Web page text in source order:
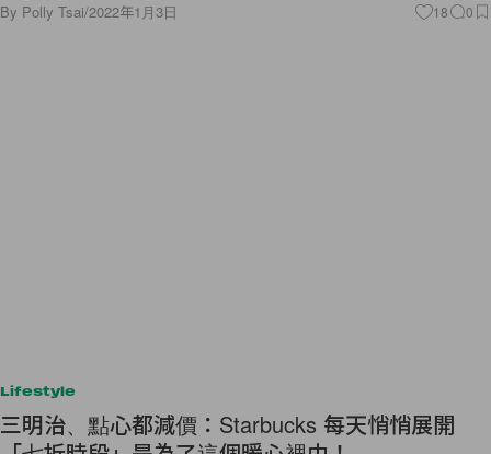
By Polly Tsai/2022年1月3日 18 0
Lifestyle
三明治、點心都減價：Starbucks 每天悄悄展開